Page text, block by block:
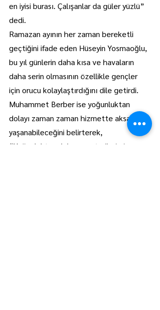
en iyisi burası. Çalışanlar da güler yüzlü”
dedi.
Ramazan ayının her zaman bereketli
geçtiğini ifade eden Hüseyin Yosmaoğlu,
bu yıl günlerin daha kısa ve havaların
daha serin olmasının özellikle gençler
için orucu kolaylaştırdığını dile getirdi.
Muhammet Berber ise yoğunluktan
dolayı zaman zaman hizmette aksama
yaşanabileceğini belirterek,
“Yoğunluktan dolayı müşterilerimize